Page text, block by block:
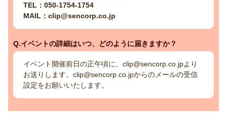
TEL：050-1754-1754
MAIL：clip@sencorp.co.jp
Q.イベントの詳細はいつ、どのように届きますか？
イベント開催前日の正午頃に、clip@sencorp.co.jpより
お送りします。clip@sencorp.co.jpからのメールの受信
設定をお願いいたします。